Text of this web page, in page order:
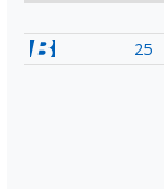
25